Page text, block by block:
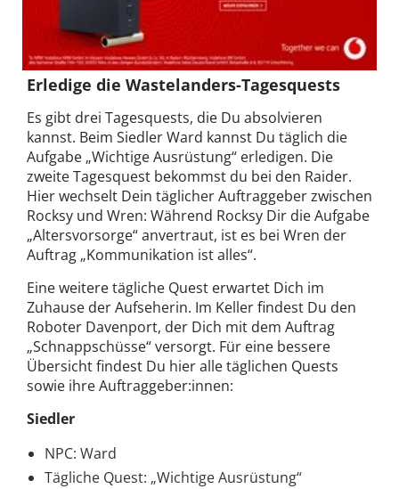
Erledige die Wastelanders-Tagesquests
Es gibt drei Tagesquests, die Du absolvieren
kannst. Beim Siedler Ward kannst Du täglich die
Aufgabe „Wichtige Ausrüstung“ erledigen. Die
zweite Tagesquest bekommst du bei den Raider.
Hier wechselt Dein täglicher Auftraggeber zwischen
Rocksy und Wren: Während Rocksy Dir die Aufgabe
„Altersvorsorge“ anvertraut, ist es bei Wren der
Auftrag „Kommunikation ist alles“.
Eine weitere tägliche Quest erwartet Dich im
Zuhause der Aufseherin. Im Keller findest Du den
Roboter Davenport, der Dich mit dem Auftrag
„Schnappschüsse“ versorgt. Für eine bessere
Übersicht findest Du hier alle täglichen Quests
sowie ihre Auftraggeber:innen:
Siedler
NPC: Ward
Tägliche Quest: „Wichtige Ausrüstung“